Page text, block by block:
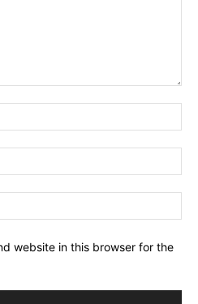
website in this browser for the